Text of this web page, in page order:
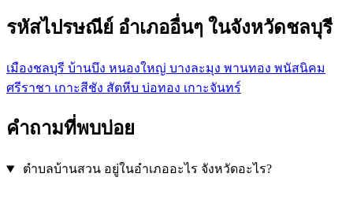
รหัสไปรษณีย์ อำเภออื่นๆ ในจังหวัดชลบุรี
เมืองชลบุรี บ้านบึง หนองใหญ่ บางละมุง พานทอง พนัสนิคม
ศรีราชา เกาะสีชัง สัตหีบ บ่อทอง เกาะจันทร์
คำถามที่พบบ่อย
ตำบลบ้านสวน อยู่ในอำเภออะไร จังหวัดอะไร?